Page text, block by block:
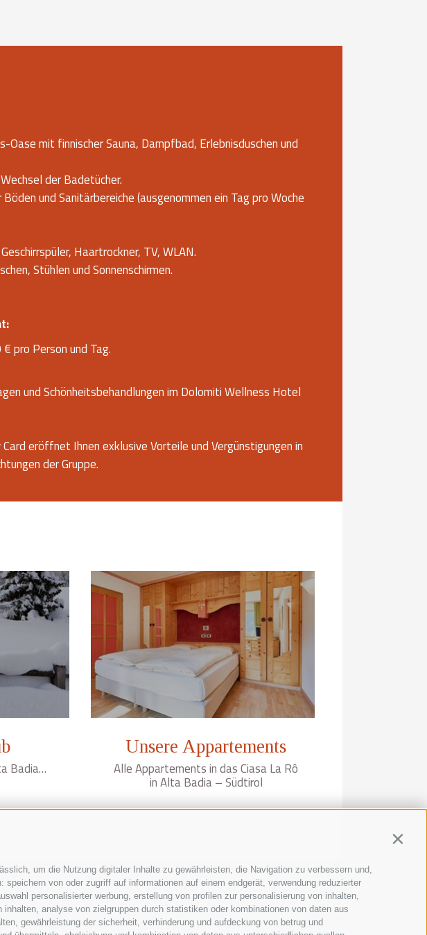
um die Nutzung digitaler Inhalte zu gewährleisten, die Navigation zu verbessern und,
von oder zugriff auf informationen auf einem endgerät, verwendung reduzierter
personalisierter werbung, erstellung von profilen zur personalisierung von inhalten,
analyse von zielgruppen durch statistiken oder kombinationen von daten aus
gewährleistung der sicherheit, verhinderung und aufdeckung von betrug und
Oase mit finnischer Sauna, Dampfbad, Erlebnisduschen und
der Badetücher.
und Sanitärbereiche (ausgenommen ein Tag pro Woche
Haartrockner, TV, WLAN.
Stühlen und Sonnenschirmen.
pro Person und Tag.
und Schönheitsbehandlungen im Dolomiti Wellness Hotel
Card eröffnet Ihnen exklusive Vorteile und Vergünstigungen in
der Gruppe.
Badia…
Unsere Appartements
Alle Appartements in das Ciasa La Rô
in Alta Badia – Südtirol